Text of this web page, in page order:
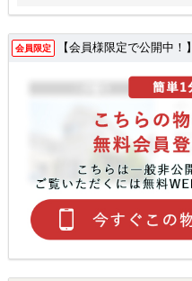
会員限定 【会員様限定で公開中！】